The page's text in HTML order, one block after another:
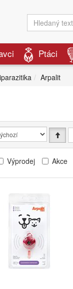
Ptáci
Arpalit
Výprodej Akce